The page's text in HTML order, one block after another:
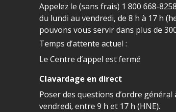
Appelez le (sans frais) 1 800 668-8258
du lundi au vendredi, de 8 h à 17 h
pouvons vous servir dans plus de
Temps d’attente actuel :
Le Centre d’appel est fermé
Clavardage en direct
Poser des questions d’ordre
vendredi, entre 9 h et 17 h (HNE).